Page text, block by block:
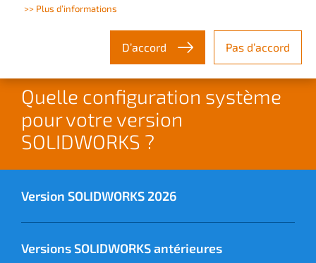
>> Plus d’informations
D’accord Pas d’accord
produits Microsoft.
Quelle configuration système
pour votre version
SOLIDWORKS ?
Version SOLIDWORKS 2026
Versions SOLIDWORKS antérieures